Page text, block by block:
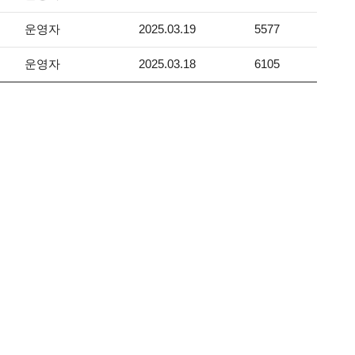
운영자 2025.03.19 5577
운영자 2025.03.18 6105